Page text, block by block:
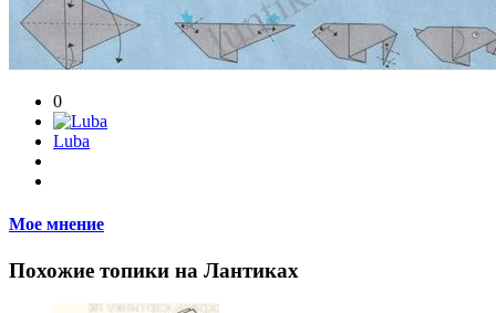
0
Luba
Мое мнение
Похожие топики на Лантиках